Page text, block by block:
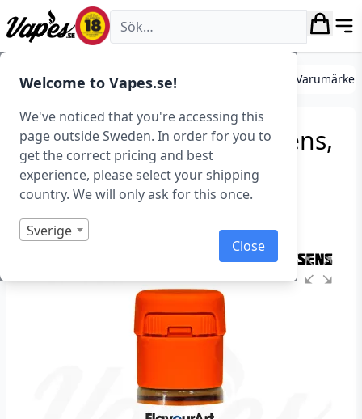
Welcome to Vapes.se!
We've noticed that you're accessing this
page outside Sweden. In order for you to
get the correct pricing and best
experience, please select your shipping
country. We will only ask for this once.
Sverige
Close
Vapes.se
DIY Mixa egen e-juice Essenser Essenser
FlavourArt – Honey (Essens,
Honung)
Art.nr: 37353
Slut i lager